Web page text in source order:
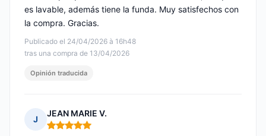
Publicado el 24/04/2026 à 16h48
tras una compra de 13/04/2026
es lavable, además tiene la funda. Muy satisfechos con
la compra. Gracias.
Opinión traducida
J
JEAN MARIE V.
Nota: 5 de 5